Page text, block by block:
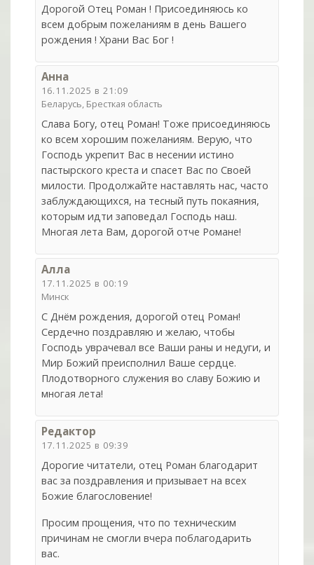
Дорогой Отец Роман ! Присоединяюсь ко
всем добрым пожеланиям в день Вашего
рождения ! Храни Вас Бог !
Анна
16.11.2025 в 21:09
Беларусь, Бресткая область
Слава Богу, отец Роман! Тоже присоединяюсь
ко всем хорошим пожеланиям. Верую, что
Господь укрепит Вас в несении истино
пастырского креста и спасет Вас по Своей
милости. Продолжайте наставлять нас, часто
заблуждающихся, на тесный путь покаяния,
которым идти заповедал Господь наш.
Многая лета Вам, дорогой отче Романе!
Алла
17.11.2025 в 00:19
Минск
С Днём рождения, дорогой отец Роман!
Сердечно поздравляю и желаю, чтобы
Господь уврачевал все Ваши раны и недуги, и
Мир Божий преисполнил Ваше сердце.
Плодотворного служения во славу Божию и
многая лета!
Редактор
17.11.2025 в 09:39
Дорогие читатели, отец Роман благодарит
вас за поздравления и призывает на всех
Божие благословение!
Просим прощения, что по техническим
причинам не смогли вчера поблагодарить
вас.